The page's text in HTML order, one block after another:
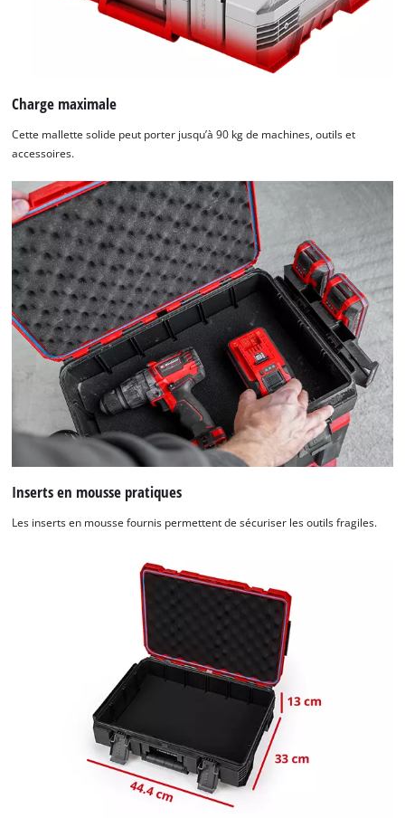
Charge maximale
Cette mallette solide peut porter jusqu’à 90 kg de machines, outils et
accessoires.
Inserts en mousse pratiques
Les inserts en mousse fournis permettent de sécuriser les outils fragiles.